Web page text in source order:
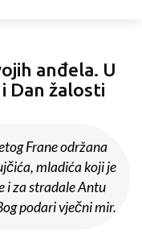
anđela. U
Dan žalosti
Frane održana
mladića koji je
i za stradale Antu
podari vječni mir.